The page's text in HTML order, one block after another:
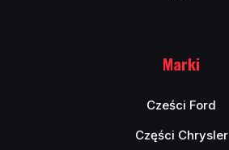
Marki
Cześci Ford
Części Chrysler